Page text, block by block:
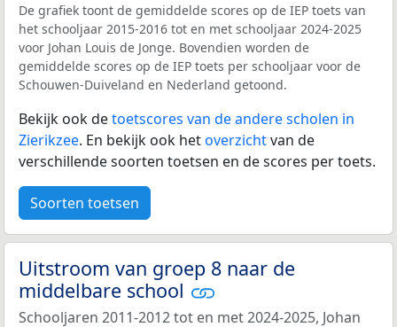
De grafiek toont de gemiddelde scores op de IEP toets van
het schooljaar 2015-2016 tot en met schooljaar 2024-2025
voor Johan Louis de Jonge. Bovendien worden de
gemiddelde scores op de IEP toets per schooljaar voor de
Schouwen-Duiveland en Nederland getoond.
Bekijk ook detoetscores van de andere scholen in
Zierikzee. En bekijk ook hetoverzichtvan de
verschillende soorten toetsen en de scores per toets.
Soorten toetsen
Uitstroom van groep 8 naar de
middelbare school
Schooljaren 2011-2012 tot en met 2024-2025, Johan